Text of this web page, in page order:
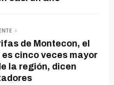
de Montecon, el
cinco veces mayor
la región, dicen